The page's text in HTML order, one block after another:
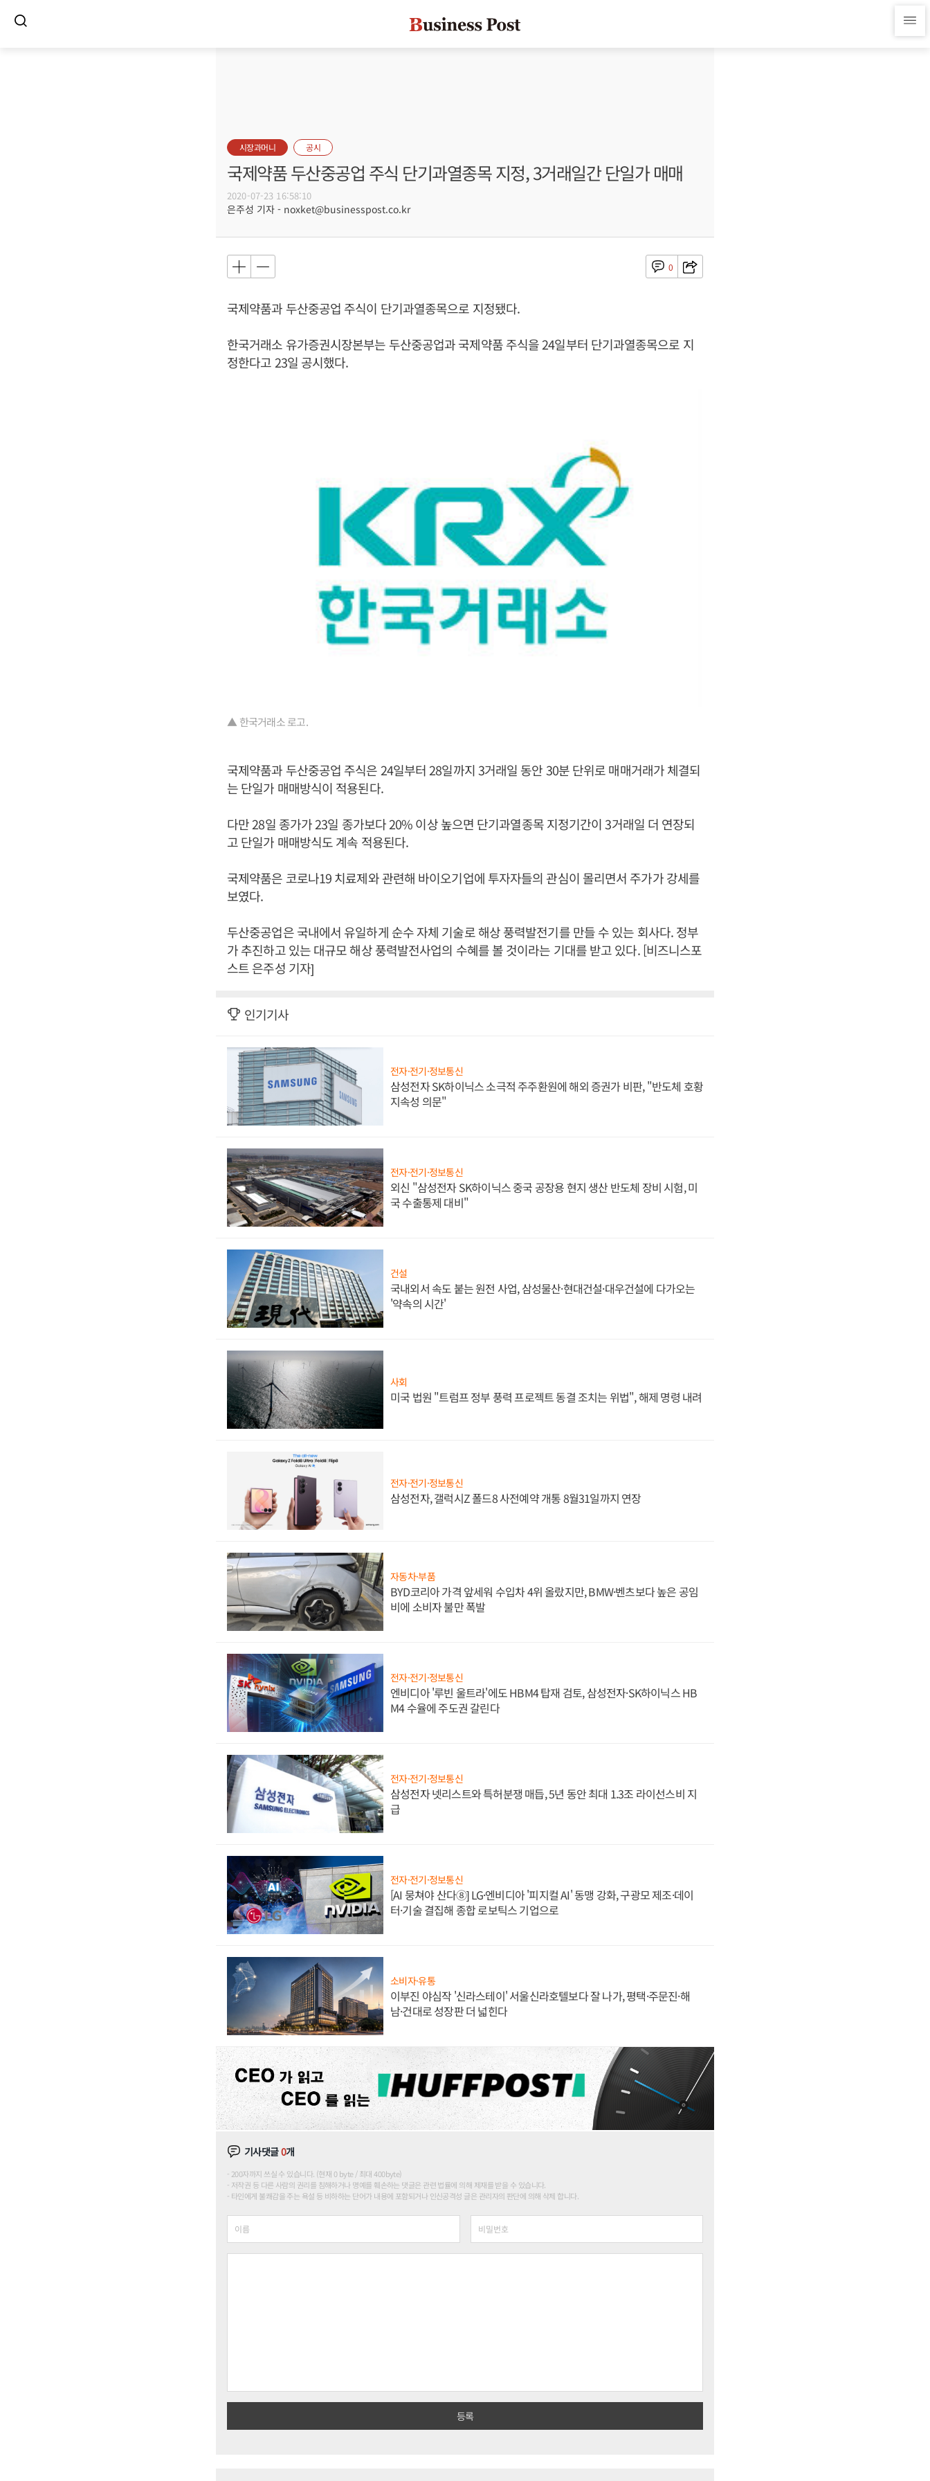
시장과머니 공시
국제약품 두산중공업 주식 단기과열종목 지정, 3거래일간 단일가 매매
2020-07-23 16:58:10
은주성 기자 - noxket@businesspost.co.kr
0
국제약품과 두산중공업 주식이 단기과열종목으로 지정됐다.
한국거래소 유가증권시장본부는 두산중공업과 국제약품 주식을 24일부터 단기과열종목으로 지
정한다고 23일 공시했다.
▲ 한국거래소 로고.
국제약품과 두산중공업 주식은 24일부터 28일까지 3거래일 동안 30분 단위로 매매거래가 체결되
는 단일가 매매방식이 적용된다.
다만 28일 종가가 23일 종가보다 20% 이상 높으면 단기과열종목 지정기간이 3거래일 더 연장되
고 단일가 매매방식도 계속 적용된다.
국제약품은 코로나19 치료제와 관련해 바이오기업에 투자자들의 관심이 몰리면서 주가가 강세를
보였다.
두산중공업은 국내에서 유일하게 순수 자체 기술로 해상 풍력발전기를 만들 수 있는 회사다. 정부
가 추진하고 있는 대규모 해상 풍력발전사업의 수혜를 볼 것이라는 기대를 받고 있다. [비즈니스포
스트 은주성 기자]
인기기사
전자·전기·정보통신
삼성전자 SK하이닉스 소극적 주주환원에 해외 증권가 비판, "반도체 호황
지속성 의문"
전자·전기·정보통신
외신 "삼성전자 SK하이닉스 중국 공장용 현지 생산 반도체 장비 시험, 미
국 수출통제 대비"
건설
국내외서 속도 붙는 원전 사업, 삼성물산·현대건설·대우건설에 다가오는
'약속의 시간'
사회
미국 법원 "트럼프 정부 풍력 프로젝트 동결 조치는 위법", 해제 명령 내려
전자·전기·정보통신
삼성전자, 갤럭시Z 폴드8 사전예약 개통 8월31일까지 연장
자동차·부품
BYD코리아 가격 앞세워 수입차 4위 올랐지만, BMW·벤츠보다 높은 공임
비에 소비자 불만 폭발
전자·전기·정보통신
엔비디아 '루빈 울트라'에도 HBM4 탑재 검토, 삼성전자·SK하이닉스 HB
M4 수율에 주도권 갈린다
전자·전기·정보통신
삼성전자 넷리스트와 특허분쟁 매듭, 5년 동안 최대 1.3조 라이선스비 지
급
전자·전기·정보통신
[AI 뭉쳐야 산다⑧] LG·엔비디아 '피지컬 AI' 동맹 강화, 구광모 제조·데이
터·기술 결집해 종합 로보틱스 기업으로
소비자·유통
이부진 야심작 '신라스테이' 서울신라호텔보다 잘 나가, 평택·주문진·해
남·건대로 성장판 더 넓힌다
기사댓글0개
200자까지 쓰실 수 있습니다. (현재 0 byte / 최대 400byte)
저작권 등 다른 사람의 권리를 침해하거나 명예를 훼손하는 댓글은 관련 법률에 의해 제재를 받을 수 있습니다.
타인에게 불쾌감을 주는 욕설 등 비하하는 단어가 내용에 포함되거나 인신공격성 글은 관리자의 판단에 의해 삭제 합니다.